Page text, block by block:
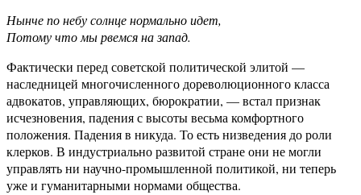
Нынче по небу солнце нормально идет,
Потому что мы рвемся на запад.
Фактически перед советской политической элитой —
наследницей многочисленного дореволюционного класса
адвокатов, управляющих, бюрократии, — встал признак
исчезновения, падения с высоты весьма комфортного
положения. Падения в никуда. То есть низведения до роли
клерков. В индустриально развитой стране они не могли
управлять ни научно-промышленной политикой, ни теперь
уже и гуманитарными нормами общества.